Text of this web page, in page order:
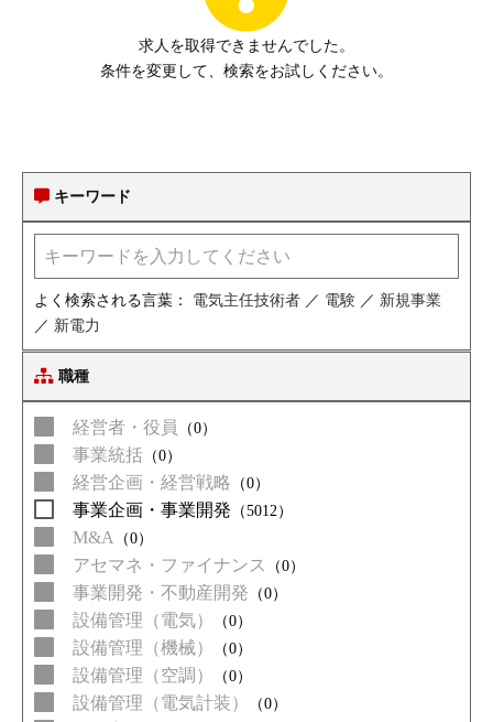
求人を取得できませんでした。
条件を変更して、検索をお試しください。
キーワード
よく検索される言葉： 電気主任技術者 ／ 電験 ／ 新規事業
／ 新電力
職種
経営者・役員 （0）
事業統括 （0）
経営企画・経営戦略 （0）
事業企画・事業開発 （5012）
M&A （0）
アセマネ・ファイナンス （0）
事業開発・不動産開発 （0）
設備管理（電気） （0）
設備管理（機械） （0）
設備管理（空調） （0）
設備管理（電気計装） （0）